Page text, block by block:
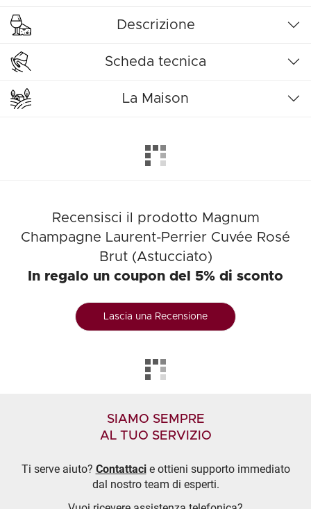
Descrizione
Scheda tecnica
La Maison
Recensisci il prodotto Magnum
Champagne Laurent-Perrier Cuvée Rosé
Brut (Astucciato)
In regalo un coupon del 5% di sconto
Lascia una Recensione
SIAMO SEMPRE
AL TUO SERVIZIO
Ti serve aiuto? Contattacie ottieni supporto immediato
dal nostro team di esperti.